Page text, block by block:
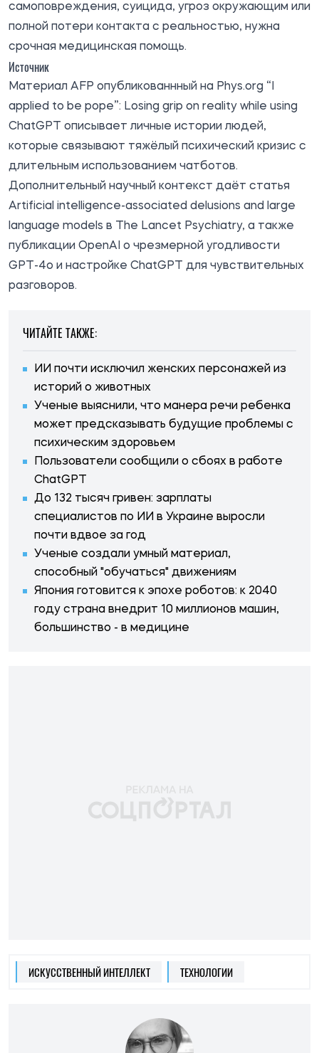
самоповреждения, суицида, угроз окружающим или
полной потери контакта с реальностью, нужна
срочная медицинская помощь.
Источник
Материал AFP опубликованнный на Phys.org “I
applied to be pope”: Losing grip on reality while using
ChatGPT описывает личные истории людей,
которые связывают тяжёлый психический кризис с
длительным использованием чатботов.
Дополнительный научный контекст даёт статья
Artificial intelligence-associated delusions and large
language models в The Lancet Psychiatry, а также
публикации OpenAI о чрезмерной угодливости
GPT-4o и настройке ChatGPT для чувствительных
разговоров.
ЧИТАЙТЕ ТАКЖЕ:
ИИ почти исключил женских персонажей из
историй о животных
Ученые выяснили, что манера речи ребенка
может предсказывать будущие проблемы с
психическим здоровьем
Пользователи сообщили о сбоях в работе
ChatGPT
До 132 тысяч гривен: зарплаты
специалистов по ИИ в Украине выросли
почти вдвое за год
Ученые создали умный материал,
способный "обучаться" движениям
Япония готовится к эпохе роботов: к 2040
году страна внедрит 10 миллионов машин,
большинство - в медицине
ИСКУССТВЕННЫЙ ИНТЕЛЛЕКТ ТЕХНОЛОГИИ